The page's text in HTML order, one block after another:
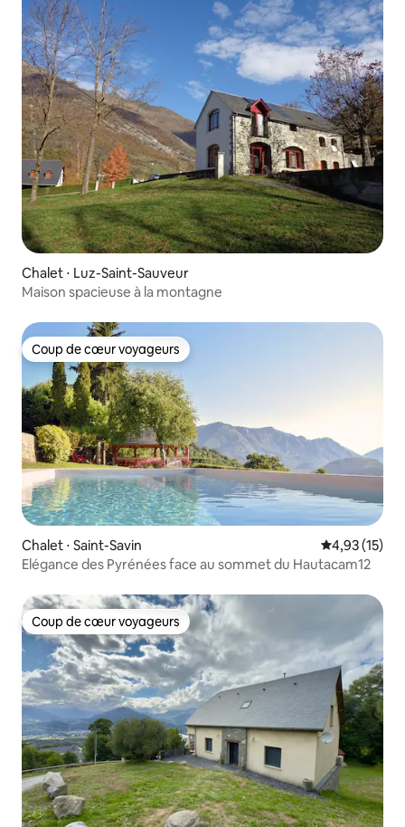
Chalet ⋅ Luz-Saint-Sauveur
Maison spacieuse à la montagne
Coup de cœur voyageurs
Coup de cœur voyageurs
Chalet ⋅ Saint-Savin Évaluation
4,93 (15)
Elégance des Pyrénées face au sommet du Hautacam12
Coup de cœur voyageurs
Coup de cœur voyageurs